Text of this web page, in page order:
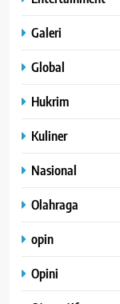
Galeri
Global
Hukrim
Kuliner
Nasional
Olahraga
opin
Opini